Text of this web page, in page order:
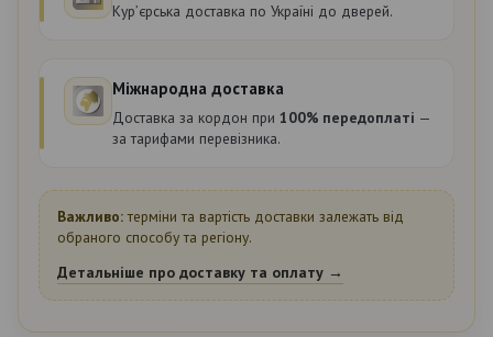
Курʼєрська доставка по Україні до дверей.
Міжнародна доставка
Доставка за кордон при 100% передоплаті —
за тарифами перевізника.
Важливо:терміни та вартість доставки залежать від
обраного способу та регіону.
Детальніше про доставку та оплату →